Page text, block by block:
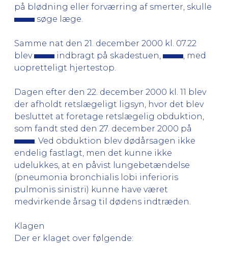
på blødning eller forværring af smerter, skulle
søge læge.
Samme nat den 21. december 2000 kl. 07.22
blev
indbragt på skadestuen,
, med
uopretteligt hjertestop.
Dagen efter den 22. december 2000 kl. 11 blev
der afholdt retslægeligt ligsyn, hvor det blev
besluttet at foretage retslægelig obduktion,
som fandt sted den 27. december 2000 på
. Ved obduktion blev dødårsagen ikke
endelig fastlagt, men det kunne ikke
udelukkes, at en påvist lungebetændelse
(pneumonia bronchialis lobi inferioris
pulmonis sinistri) kunne have været
medvirkende årsag til dødens indtræden.
Klagen
Der er klaget over følgende: